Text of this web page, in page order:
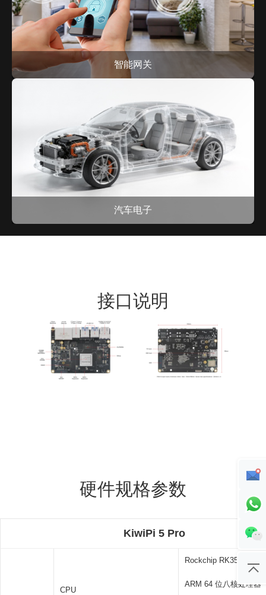
智能网关
汽车电子
接口说明
硬件规格参数
KiwiPi 5 Pro
CPU
Rockchip RK3588，
ARM 64 位八核处理器